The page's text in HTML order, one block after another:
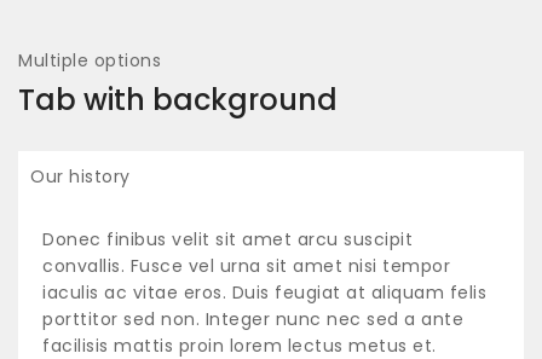
Multiple options
Tab with background
Our history
Donec finibus velit sit amet arcu suscipit
convallis. Fusce vel urna sit amet nisi tempor
iaculis ac vitae eros. Duis feugiat at aliquam felis
porttitor sed non. Integer nunc nec sed a ante
facilisis mattis proin lorem lectus metus et.